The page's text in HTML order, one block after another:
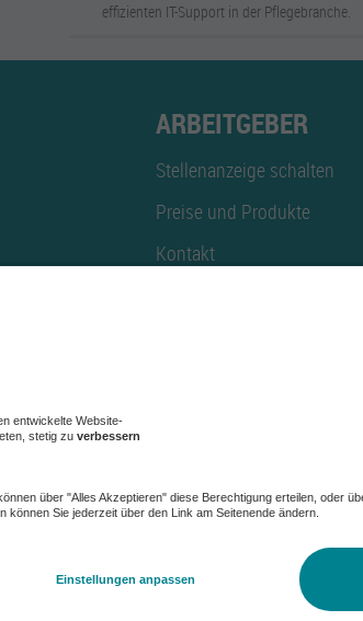
effizienten IT-Support in der Pflegebranche.
ARBEITGEBER
Stellenanzeige schalten
Preise und Produkte
Kontakt